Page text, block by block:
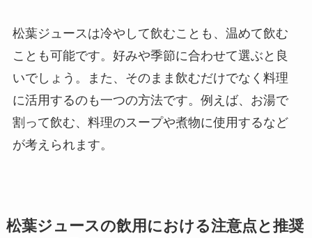
松葉ジュースは冷やして飲むことも、温めて飲む
ことも可能です。好みや季節に合わせて選ぶと良
いでしょう。また、そのまま飲むだけでなく料理
に活用するのも一つの方法です。例えば、お湯で
割って飲む、料理のスープや煮物に使用するなど
が考えられます。
松葉ジュースの飲用における注意点と推奨